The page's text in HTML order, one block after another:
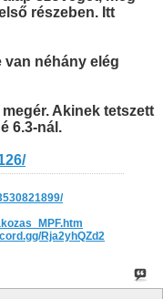
részeben. Itt
néhány elég
Akinek tetszett
6.3-nál.
Rja2yhQZd2